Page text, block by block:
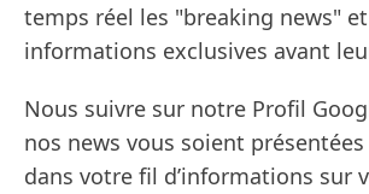
temps réel les "breaking news"
informations exclusives avant
Nous suivre sur notre Profil
nos news vous soient
dans votre fil d’informations sur